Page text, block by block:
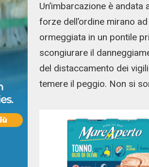
Un’imbarcazione è
forze dell’ordine mirano
ormeggiata in un pontile
scongiurare il
del distaccamento dei
temere il peggio. Non si